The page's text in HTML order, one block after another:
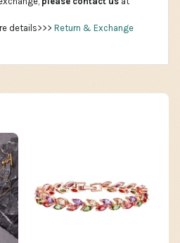
details>>> Return & Exchange